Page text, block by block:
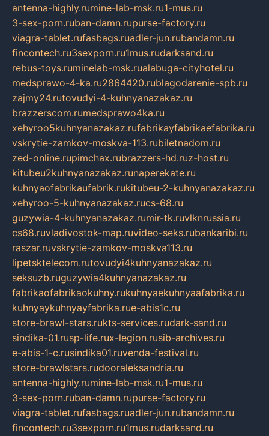
antenna-highly.rumine-lab-msk.ru1-mus.ru
3-sex-porn.ruban-damn.rupurse-factory.ru
viagra-tablet.rufasbags.ruadler-jun.rubandamn.ru
fincontech.ru3sexporn.ru1mus.rudarksand.ru
rebus-toys.ruminelab-msk.rualabuga-cityhotel.ru
medsprawo-4-ka.ru2864420.rublagodarenie-spb.ru
zajmy24.rutovudyi-4-kuhnyanazakaz.ru
brazzerscom.rumedsprawo4ka.ru
xehyroo5kuhnyanazakaz.rufabrikayfabrikaefabrika.ru
vskrytie-zamkov-moskva-113.rubiletnadom.ru
zed-online.rupimchax.rubrazzers-hd.ruz-host.ru
kitubeu2kuhnyanazakaz.runaperekate.ru
kuhnyaofabrikaufabrik.rukitubeu-2-kuhnyanazakaz.ru
xehyroo-5-kuhnyanazakaz.rucs-68.ru
guzywia-4-kuhnyanazakaz.rumir-tk.ruvlknrussia.ru
cs68.ruvladivostok-map.ruvideo-seks.rubankaribi.ru
raszar.ruvskrytie-zamkov-moskva113.ru
lipetsktelecom.rutovudyi4kuhnyanazakaz.ru
seksuzb.ruguzywia4kuhnyanazakaz.ru
fabrikaofabrikaokuhny.rukuhnyaekuhnyaafabrika.ru
kuhnyaykuhnyayfabrika.rue-abis1c.ru
store-brawl-stars.rukts-services.rudark-sand.ru
sindika-01.rusp-life.rux-legion.rusib-archives.ru
e-abis-1-c.rusindika01.ruvenda-festival.ru
store-brawlstars.rudooraleksandria.ru
antenna-highly.rumine-lab-msk.ru1-mus.ru
3-sex-porn.ruban-damn.rupurse-factory.ru
viagra-tablet.rufasbags.ruadler-jun.rubandamn.ru
fincontech.ru3sexporn.ru1mus.rudarksand.ru